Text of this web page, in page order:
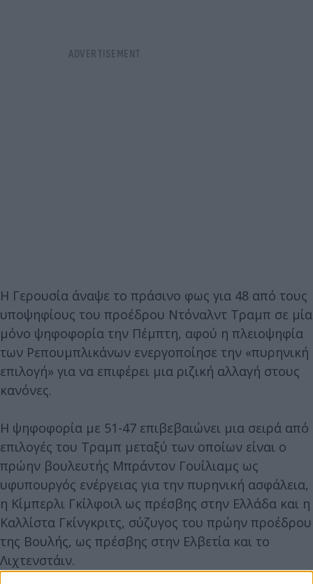
Η Γερουσία άναψε το πράσινο φως για 48 από τους
υποψηφίους του προέδρου Ντόναλντ Τραμπ σε μία
μόνο ψηφοφορία την Πέμπτη, αφού η πλειοψηφία
των Ρεπουμπλικάνων ενεργοποίησε την «πυρηνική
επιλογή» για να επιφέρει μια ριζική αλλαγή στους
κανόνες.
Η ψηφοφορία με 51-47 επιβεβαιώνει μια σειρά από
επιλογές του Τραμπ μεταξύ των οποίων είναι ο
πρώην βουλευτής Μπράντον Γουίλιαμς ως
υφυπουργός ενέργειας για την πυρηνική ασφάλεια,
η Κίμπερλι Γκίλφοιλ ως πρέσβης στην Ελλάδα και η
Καλλίστα Γκίνγκριτς, σύζυγος του πρώην προέδρου
της Βουλής, ως πρέσβης στην Ελβετία και το
Λιχτενστάιν.